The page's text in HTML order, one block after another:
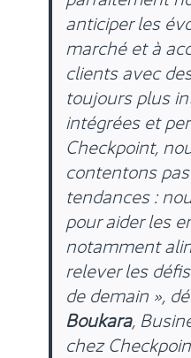
anticiper les
marché et à
clients avec
toujours plus
intégrées et
Checkpoint,
contentons
tendances :
pour aider les
notamment
relever les
de demain »,
Boukara,
chez